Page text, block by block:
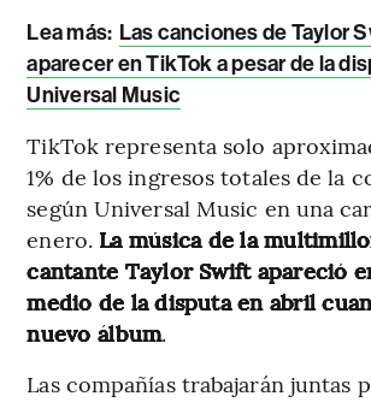
Lea más: Las canciones de Taylor
aparecer en TikTok a pesar de la
Universal Music
TikTok representa solo
1% de los ingresos totales de la
según Universal Music en una
enero. La música de la
cantante Taylor Swift apareció
medio de la disputa en abril
nuevo álbum.
Las compañías trabajarán juntas